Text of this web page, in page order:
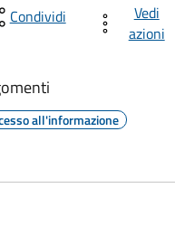
Condividi
Vedi
azioni
all'informazione